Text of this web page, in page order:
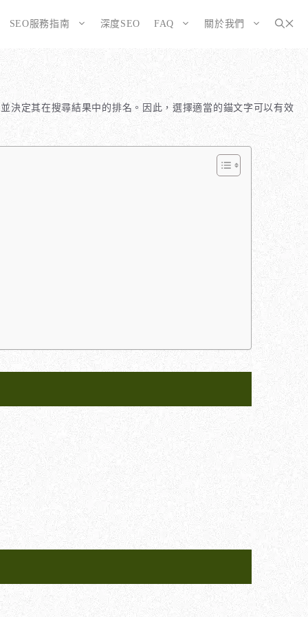
SEO服務指南
為SEO而生的網站
選擇CMS或客製化網站：為您的打造完美SEO網站
WordPress 架設與 SEO 優化完整方案
SEO網站改造：您的舊網站是否正在拖累排名？
深度SEO FAQ
不同？
大奧資訊的網站架設服務包含哪些項目？
如何確保網站符合 SEO 標準？
網站架構與技術 SEO 優化
響應式設計的優勢
關於我們
決定其在搜尋結果中的排名。因此，選擇適當的錨文字可以有效